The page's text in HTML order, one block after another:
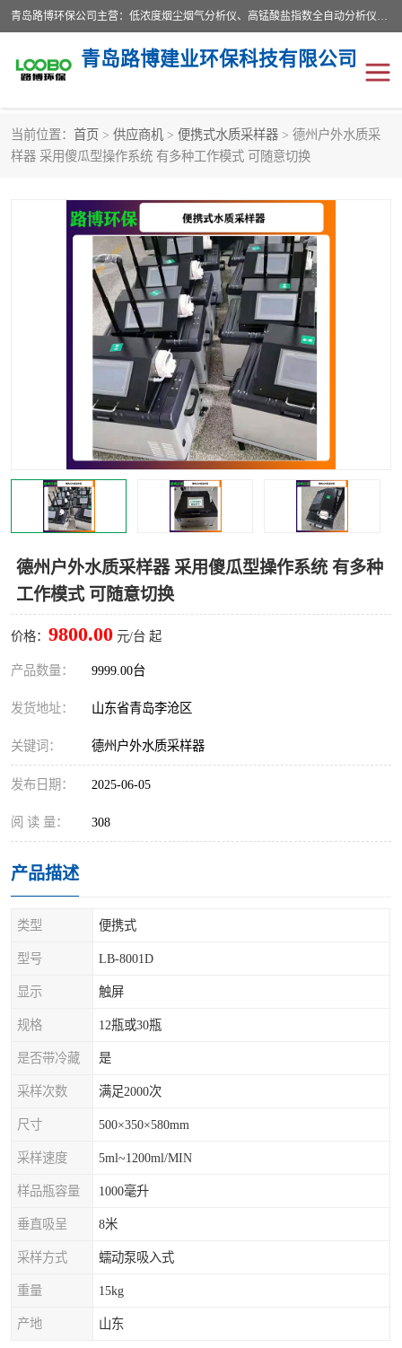
青岛路博环保公司主营：低浓度烟尘烟气分析仪、高锰酸盐指数全自动分析仪、便携式超声波明渠流量计、便携式水质采样器、恒温恒湿称重系统、手持式油烟检测仪等;是一家集环保科研、设计、生产、维护、销售和系统集成为一体的综合性高科技企业。路博人秉承"科学技术是第一生产力的重要理念，倡导环境友好型的生产、生活和消费方式。
青岛路博建业环保科技有限公司
当前位置： 首页 > 供应商机 > 便携式水质采样器 > 德州户外水质采
样器 采用傻瓜型操作系统 有多种工作模式 可随意切换
德州户外水质采样器 采用傻瓜型操作系统 有多种
工作模式 可随意切换
价格： 9800.00 元/台 起
产品数量： 9999.00台
发货地址： 山东省青岛李沧区
关键词： 德州户外水质采样器
发布日期： 2025-06-05
阅 读 量： 308
产品描述
类型 便携式
型号 LB-8001D
显示 触屏
规格 12瓶或30瓶
是否带冷藏 是
采样次数 满足2000次
尺寸 500×350×580mm
采样速度 5ml~1200ml/MIN
样品瓶容量 1000毫升
垂直吸呈 8米
采样方式 蠕动泵吸入式
重量 15kg
产地 山东
生物安全柜 气体检测仪
水质检测仪 手持式油烟检测仪
恒温恒湿称重系统 二恶英采集器
实验室仪器 LB-8110降水降尘采样器
便携式水质采样器 LB-7035油气回收
便携式超声波明渠流量计 大气环境采样器
LB-4200高锰酸盐指数仪 LB-62便携式烟气分析仪
烟尘烟气设备 大气采样器
粉尘设备
新宇宙仪器
烟尘净化器